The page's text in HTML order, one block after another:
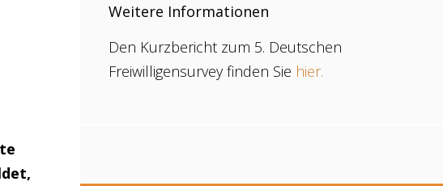
Weitere Informationen
Den Kurzbericht zum 5. Deutschen
Freiwilligensurvey finden Sie hier.